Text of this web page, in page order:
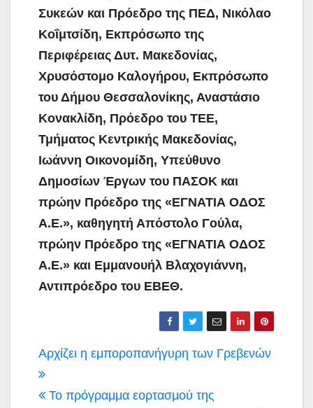
Συκεών και Πρόεδρο της ΠΕΔ, Νικόλαο
Κοΐμτσίδη, Εκπρόσωπο της
Περιφέρειας Δυτ. Μακεδονίας,
Χρυσόστομο Καλογήρου, Εκπρόσωπο
του Δήμου Θεσσαλονίκης, Αναστάσιο
Κονακλίδη, Πρόεδρο του ΤΕΕ,
Τμήματος Κεντρικής Μακεδονίας,
Ιωάννη Οικονομίδη, Υπεύθυνο
Δημοσίων Έργων του ΠΑΣΟΚ και
πρώην Πρόεδρο της «ΕΓΝΑΤΙΑ ΟΔΟΣ
Α.Ε.», καθηγητή Απόστολο Γούλα,
πρώην Πρόεδρο της «ΕΓΝΑΤΙΑ ΟΔΟΣ
Α.Ε.» και Εμμανουήλ Βλαχογιάννη,
Αντιπρόεδρο του ΕΒΕΘ.
Πλοήγηση
άρθρων
Αρχίζει η εμποροπανήγυρη των Γρεβενών
Το πρόγραμμα εορτασμού της